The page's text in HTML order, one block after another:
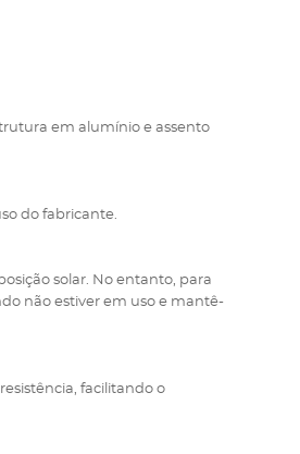
em alumínio e assento
do fabricante.
solar. No entanto, para
não estiver em uso e mantê-
facilitando o